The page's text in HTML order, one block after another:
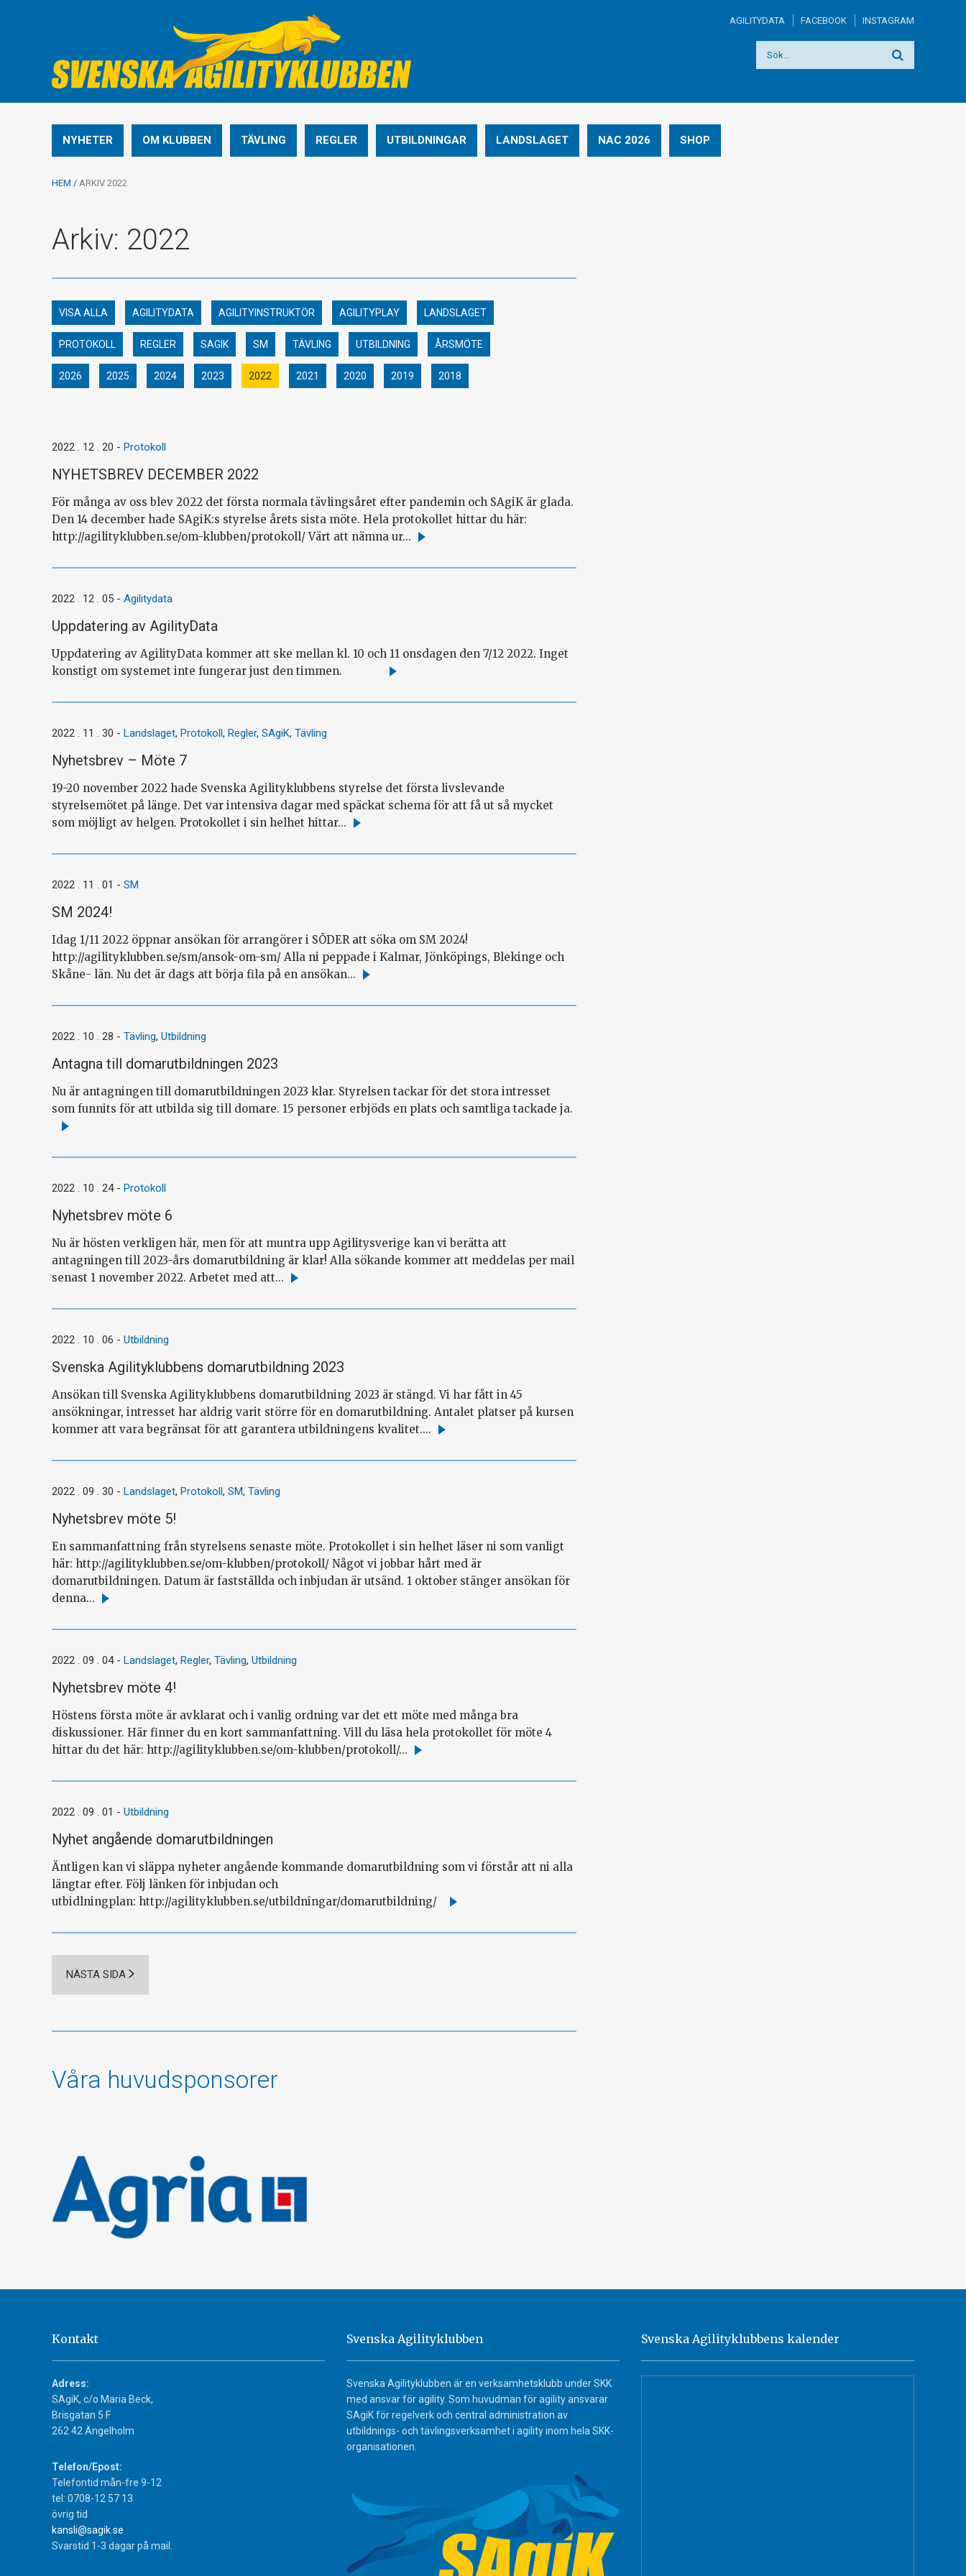
AGILITYDATA FACEBOOK INSTAGRAM
NYHETER OM KLUBBEN TÄVLING REGLER UTBILDNINGAR LANDSLAGET NAC 2026 SHOP
HEM / ARKIV 2022
Arkiv: 2022
VISA ALLA AGILITYDATA AGILITYINSTRUKTÖR AGILITYPLAY LANDSLAGET
PROTOKOLL REGLER SAGIK SM TÄVLING UTBILDNING ÅRSMÖTE
2026 2025 2024 2023 2022 2021 2020 2019 2018
2022 . 12 . 20 - Protokoll
NYHETSBREV DECEMBER 2022
För många av oss blev 2022 det första normala tävlingsåret efter pandemin och SAgiK är glada.
Den 14 december hade SAgiK:s styrelse årets sista möte. Hela protokollet hittar du här:
http://agilityklubben.se/om-klubben/protokoll/ Värt att nämna ur... Läs
2022 . 12 . 05 - Agilitydata
Uppdatering av AgilityData
Uppdatering av AgilityData kommer att ske mellan kl. 10 och 11 onsdagen den 7/12 2022. Inget
konstigt om systemet inte fungerar just den timmen.
Läs
2022 . 11 . 30 - Landslaget, Protokoll, Regler, SAgiK, Tävling
Nyhetsbrev – Möte 7
19-20 november 2022 hade Svenska Agilityklubbens styrelse det första livslevande
styrelsemötet på länge. Det var intensiva dagar med späckat schema för att få ut så mycket
som möjligt av helgen. Protokollet i sin helhet hittar... Läs
2022 . 11 . 01 - SM
SM 2024!
Idag 1/11 2022 öppnar ansökan för arrangörer i SÖDER att söka om SM 2024!
http://agilityklubben.se/sm/ansok-om-sm/ Alla ni peppade i Kalmar, Jönköpings, Blekinge och
Skåne- län. Nu det är dags att börja fila på en ansökan... Läs
2022 . 10 . 28 - Tävling, Utbildning
Antagna till domarutbildningen 2023
Nu är antagningen till domarutbildningen 2023 klar. Styrelsen tackar för det stora intresset
som funnits för att utbilda sig till domare. 15 personer erbjöds en plats och samtliga tackade ja.
Läs
2022 . 10 . 24 - Protokoll
Nyhetsbrev möte 6
Nu är hösten verkligen här, men för att muntra upp Agilitysverige kan vi berätta att
antagningen till 2023-års domarutbildning är klar! Alla sökande kommer att meddelas per mail
senast 1 november 2022. Arbetet med att... Läs
2022 . 10 . 06 - Utbildning
Svenska Agilityklubbens domarutbildning 2023
Ansökan till Svenska Agilityklubbens domarutbildning 2023 är stängd. Vi har fått in 45
ansökningar, intresset har aldrig varit större för en domarutbildning. Antalet platser på kursen
kommer att vara begränsat för att garantera utbildningens kvalitet.... Läs
2022 . 09 . 30 - Landslaget, Protokoll, SM, Tävling
Nyhetsbrev möte 5!
En sammanfattning från styrelsens senaste möte. Protokollet i sin helhet läser ni som vanligt
här: http://agilityklubben.se/om-klubben/protokoll/ Något vi jobbar hårt med är
domarutbildningen. Datum är fastställda och inbjudan är utsänd. 1 oktober stänger ansökan för
denna... Läs
2022 . 09 . 04 - Landslaget, Regler, Tävling, Utbildning
Nyhetsbrev möte 4!
Höstens första möte är avklarat och i vanlig ordning var det ett möte med många bra
diskussioner. Här finner du en kort sammanfattning. Vill du läsa hela protokollet för möte 4
hittar du det här: http://agilityklubben.se/om-klubben/protokoll/... Läs
2022 . 09 . 01 - Utbildning
Nyhet angående domarutbildningen
Äntligen kan vi släppa nyheter angående kommande domarutbildning som vi förstår att ni alla
längtar efter. Följ länken för inbjudan och
utbidlningplan: http://agilityklubben.se/utbildningar/domarutbildning/
Läs
NÄSTA SIDA
Våra huvudsponsorer
Kontakt
Adress:
SAgiK, c/o Maria Beck,
Brisgatan 5 F
262 42 Ängelholm
Telefon/Epost:
Telefontid mån-fre 9-12
tel: 0708-12 57 13
övrig tid
kansli@sagik.se
Svarstid 1-3 dagar på mail.
Svenska Agilityklubben
Svenska Agilityklubben är en verksamhetsklubb under SKK
med ansvar för agility. Som huvudman för agility ansvarar
SAgiK för regelverk och central administration av
utbildnings- och tävlingsverksamhet i agility inom hela SKK-
organisationen.
Svenska Agilityklubbens kalender